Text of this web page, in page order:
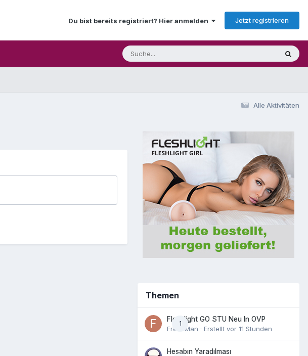
Du bist bereits registriert? Hier anmelden Jetzt registrieren
Alle Aktivitäten
Themen
1
Fleshlight GO STU Neu In OVP
FreshMan · Erstellt vor 11 Stunden
Hesabın Yaradılması